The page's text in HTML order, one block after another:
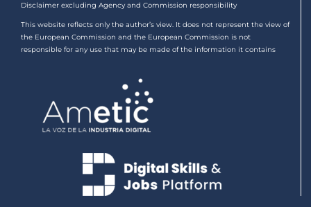
Disclaimer excluding Agency and Commission responsibility
This website reflects only the author’s view. It does not represent the view of
the European Commission and the European Commission is not
responsible for any use that may be made of the information it contains